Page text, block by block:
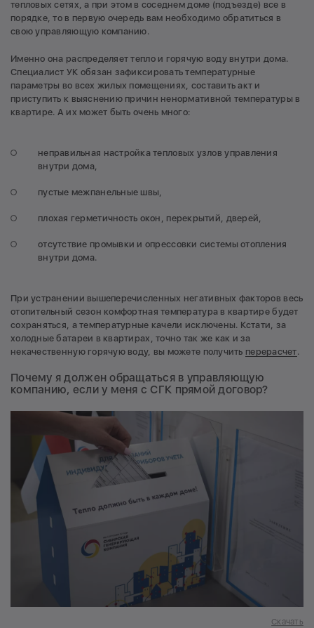
тепловых сетях, а при этом в соседнем доме (подъезде) все в
порядке, то в первую очередь вам необходимо обратиться в
свою управляющую компанию.
Именно она распределяет тепло и горячую воду внутри дома.
Специалист УК обязан зафиксировать температурные
параметры во всех жилых помещениях, составить акт и
приступить к выяснению причин ненормативной температуры в
квартире. А их может быть очень много:
неправильная настройка тепловых узлов управления
внутри дома,
пустые межпанельные швы,
плохая герметичность окон, перекрытий, дверей,
отсутствие промывки и опрессовки системы отопления
внутри дома.
При устранении вышеперечисленных негативных факторов весь
отопительный сезон комфортная температура в квартире будет
сохраняться, а температурные качели исключены. Кстати, за
холодные батареи в квартирах, точно так же как и за
некачественную горячую воду, вы можете получить перерасчет.
Почему я должен обращаться в управляющую
компанию, если у меня с СГК прямой договор?
Скачать